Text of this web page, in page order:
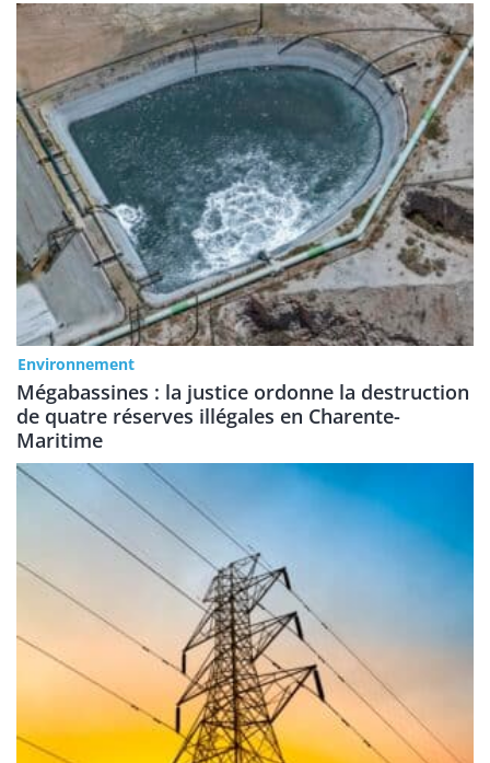
Environnement
Mégabassines : la justice ordonne la destruction
de quatre réserves illégales en Charente-
Maritime